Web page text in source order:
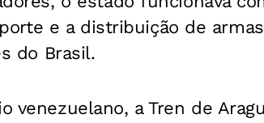
e a distribuição de
do Brasil.
venezuelano, a Tren de